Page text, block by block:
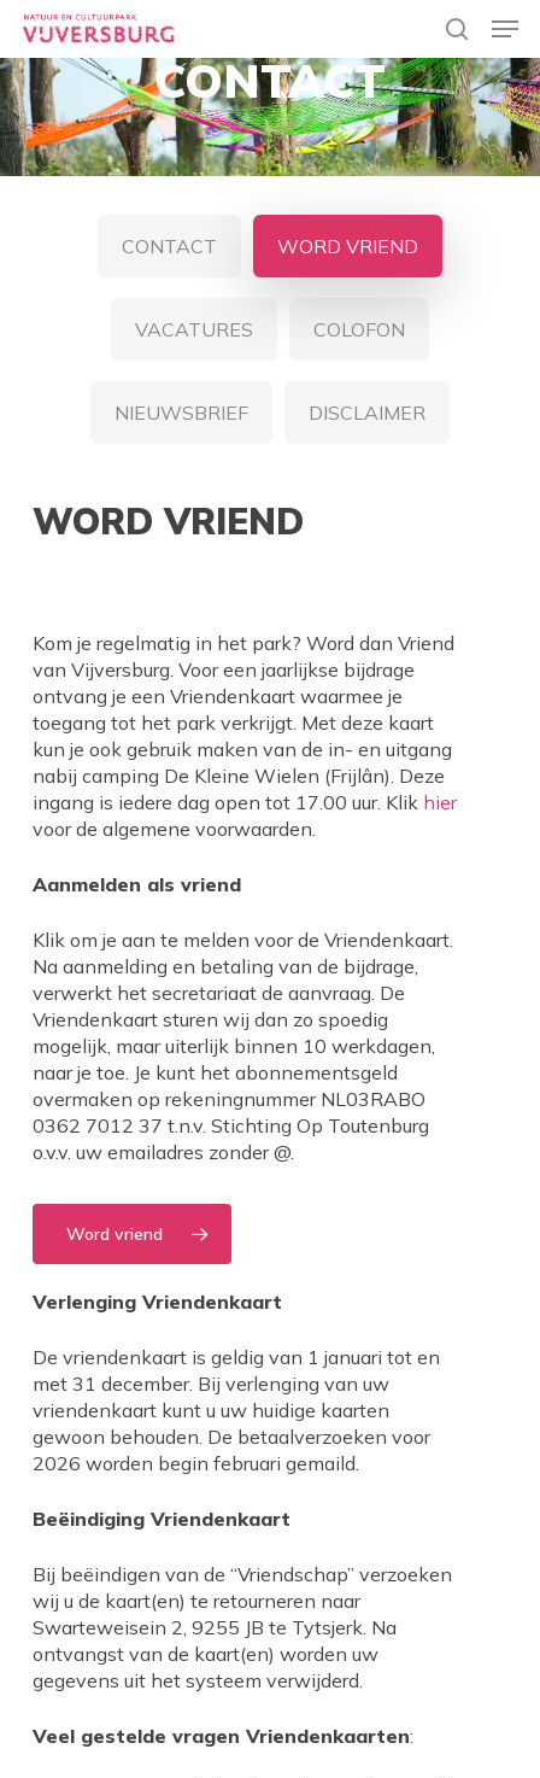
Skip
main
content
search
CONTACT
CONTACT WORD VRIEND
VACATURES COLOFON
NIEUWSBRIEF DISCLAIMER
WORD VRIEND
Kom je regelmatig in het park? Word dan Vriend
van Vijversburg. Voor een jaarlijkse bijdrage
ontvang je een Vriendenkaart waarmee je
toegang tot het park verkrijgt. Met deze kaart
kun je ook gebruik maken van de in- en uitgang
nabij camping De Kleine Wielen (Frijlân). Deze
ingang is iedere dag open tot 17.00 uur. Klik hier
voor de algemene voorwaarden.
Aanmelden als vriend
Klik om je aan te melden voor de Vriendenkaart.
Na aanmelding en betaling van de bijdrage,
verwerkt het secretariaat de aanvraag. De
Vriendenkaart sturen wij dan zo spoedig
mogelijk, maar uiterlijk binnen 10 werkdagen,
naar je toe. Je kunt het abonnementsgeld
overmaken op rekeningnummer NL03RABO
0362 7012 37 t.n.v. Stichting Op Toutenburg
o.v.v. uw emailadres zonder @.
Word vriend
Verlenging Vriendenkaart
De vriendenkaart is geldig van 1 januari tot en
met 31 december. Bij verlenging van uw
vriendenkaart kunt u uw huidige kaarten
gewoon behouden. De betaalverzoeken voor
2026 worden begin februari gemaild.
Beëindiging Vriendenkaart
Bij beëindigen van de “Vriendschap” verzoeken
wij u de kaart(en) te retourneren naar
Swarteweisein 2, 9255 JB te Tytsjerk. Na
ontvangst van de kaart(en) worden uw
gegevens uit het systeem verwijderd.
Veel gestelde vragen Vriendenkaarten:
Close
Menu